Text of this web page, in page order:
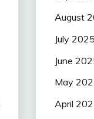
August
July 2025
June
May
April